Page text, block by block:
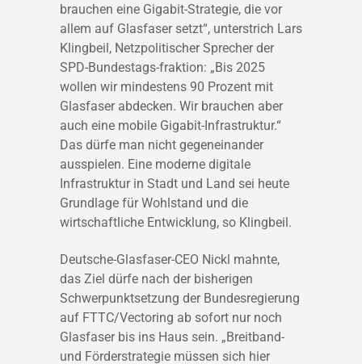
brauchen eine Gigabit-Strategie, die vor
allem auf Glasfaser setzt“, unterstrich Lars
Klingbeil, Netzpolitischer Sprecher der
SPD-Bundestags-fraktion: „Bis 2025
wollen wir mindestens 90 Prozent mit
Glasfaser abdecken. Wir brauchen aber
auch eine mobile Gigabit-Infrastruktur.“
Das dürfe man nicht gegeneinander
ausspielen. Eine moderne digitale
Infrastruktur in Stadt und Land sei heute
Grundlage für Wohlstand und die
wirtschaftliche Entwicklung, so Klingbeil.
Deutsche-Glasfaser-CEO Nickl mahnte,
das Ziel dürfe nach der bisherigen
Schwerpunktsetzung der Bundesregierung
auf FTTC/Vectoring ab sofort nur noch
Glasfaser bis ins Haus sein. „Breitband-
und Förderstrategie müssen sich hier